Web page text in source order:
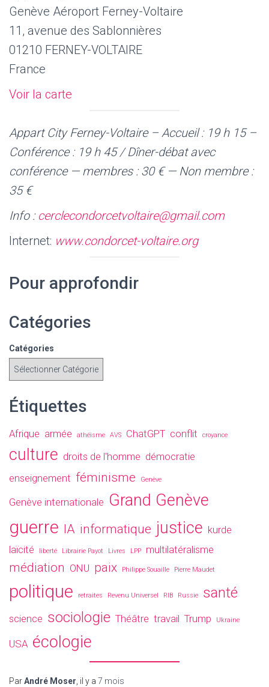
Genève Aéroport Ferney-Voltaire
11, avenue des Sablonnières
01210 FERNEY-VOLTAIRE
France
Voir la carte
Appart City Ferney-Voltaire – Accueil : 19 h 15 –
Conférence : 19 h 45 / Dîner-débat avec
conférence — membres : 30 € — Non membre :
35 €
Info : cerclecondorcetvoltaire@gmail.com
Internet: www.condorcet-voltaire.org
Pour approfondir
Catégories
Catégories
Étiquettes
Afrique armée athéisme AVS ChatGPT conflit croyance
culture droits de l'homme démocratie
enseignement féminisme Genève
Genève internationale Grand Genève
guerre IA informatique justice kurde
laïcité
liberté Librairie Payot Livres LPP multilatéralisme
médiation ONU paix Philippe Souaille Pierre Maudet
politique retraites Revenu Universel RIB Russie santé
science sociologie Théâtre travail Trump Ukraine
USA écologie
ParAndré Moser , il y a 7 mois